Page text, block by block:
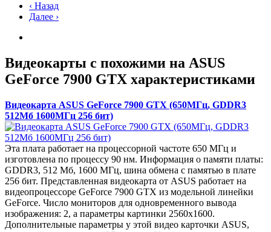
‹ Назад
Далее ›
Видеокарты с похожими на ASUS
GeForce 7900 GTX характеристиками
Видеокарта ASUS GeForce 7900 GTX (650МГц, GDDR3
512Мб 1600МГц 256 бит)
Эта плата работает на процессорной частоте 650 МГц и
изготовлена по процессу 90 нм. Информация о памяти платы:
GDDR3, 512 Мб, 1600 МГц, шина обмена с памятью в плате
256 бит. Представленная видеокарта от ASUS работает на
видеопроцессоре GeForce 7900 GTX из модельной линейки
GeForce. Число мониторов для одновременного вывода
изображения: 2, а параметры картинки 2560x1600.
Дополнительные параметры у этой видео карточки ASUS,